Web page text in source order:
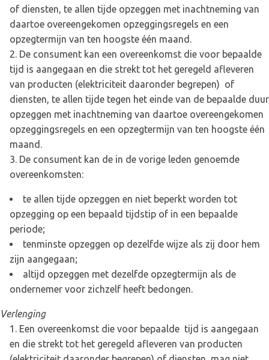
of diensten, te allen tijde opzeggen met inachtneming van
daartoe overeengekomen opzeggingsregels en een
opzegtermijn van ten hoogste één maand.
De consument kan een overeenkomst die voor bepaalde
tijd is aangegaan en die strekt tot het geregeld afleveren
van producten (elektriciteit daaronder begrepen) of
diensten, te allen tijde tegen het einde van de bepaalde duur
opzeggen met inachtneming van daartoe overeengekomen
opzeggingsregels en een opzegtermijn van ten hoogste één
maand.
De consument kan de in de vorige leden genoemde
overeenkomsten:
te allen tijde opzeggen en niet beperkt worden tot
opzegging op een bepaald tijdstip of in een bepaalde
periode;
tenminste opzeggen op dezelfde wijze als zij door hem
zijn aangegaan;
altijd opzeggen met dezelfde opzegtermijn als de
ondernemer voor zichzelf heeft bedongen.
Verlenging
Een overeenkomst die voor bepaalde tijd is aangegaan
en die strekt tot het geregeld afleveren van producten